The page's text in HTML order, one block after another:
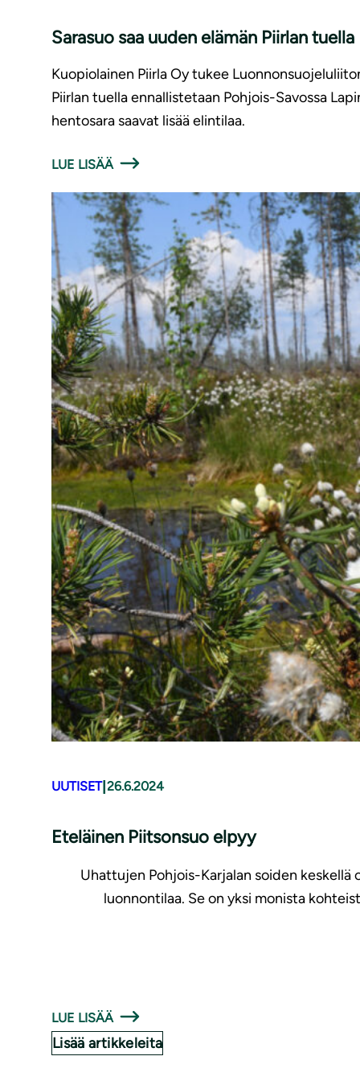
Sarasuo saa uuden elämän Piirlan tuella
Kuopiolainen Piirla Oy tukee
Piirlan tuella ennallistetaan Pohjois-Savossa
hentosara saavat lisää elintilaa.
LUE LISÄÄ
UUTISET|26.6.2024
Eteläinen Piitsonsuo elpyy
Uhattujen Pohjois-Karjalan soiden
luonnontilaa. Se on yksi monista
LUE LISÄÄ
Lisää artikkeleita